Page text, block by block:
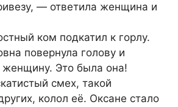
— ответила женщина и
ком подкатил к горлу.
повернула голову и
женщину. Это была она!
смех, такой
колол её. Оксане стало